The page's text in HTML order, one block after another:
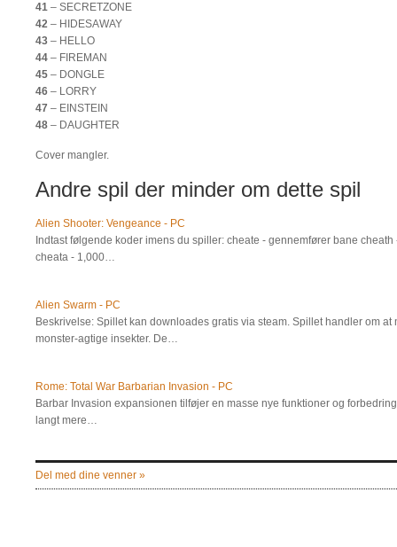
41 – SECRETZONE
42 – HIDESAWAY
43 – HELLO
44 – FIREMAN
45 – DONGLE
46 – LORRY
47 – EINSTEIN
48 – DAUGHTER
Cover mangler.
Andre spil der minder om dette spil
Alien Shooter: Vengeance - PC
Indtast følgende koder imens du spiller: cheate - gennemfører bane
cheata - 1,000…
Alien Swarm - PC
Beskrivelse: Spillet kan downloades gratis via steam. Spillet handler om
monster-agtige insekter. De…
Rome: Total War Barbarian Invasion - PC
Barbar Invasion expansionen tilføjer en masse nye funktioner og
langt mere…
Del med dine venner »